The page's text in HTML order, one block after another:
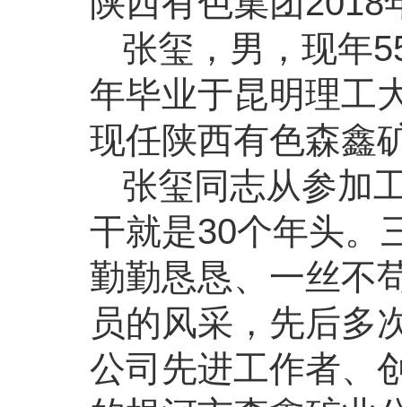
张玺，男，现年
年毕业于昆明理工
现任陕西有色森鑫
张玺同志从参加
干就是30个年头。
勤勤恳恳、一丝不
员的风采，先后多
公司先进工作者、